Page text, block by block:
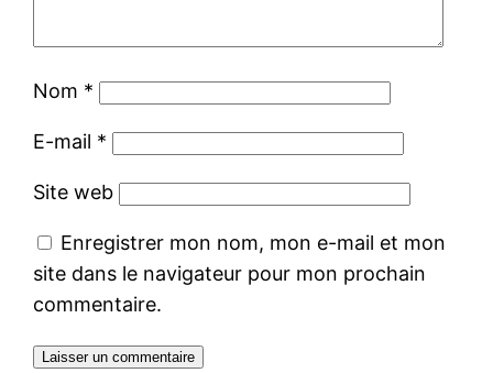
Nom *
E-mail *
Site web
Enregistrer mon nom, mon e-mail et mon
site dans le navigateur pour mon prochain
commentaire.